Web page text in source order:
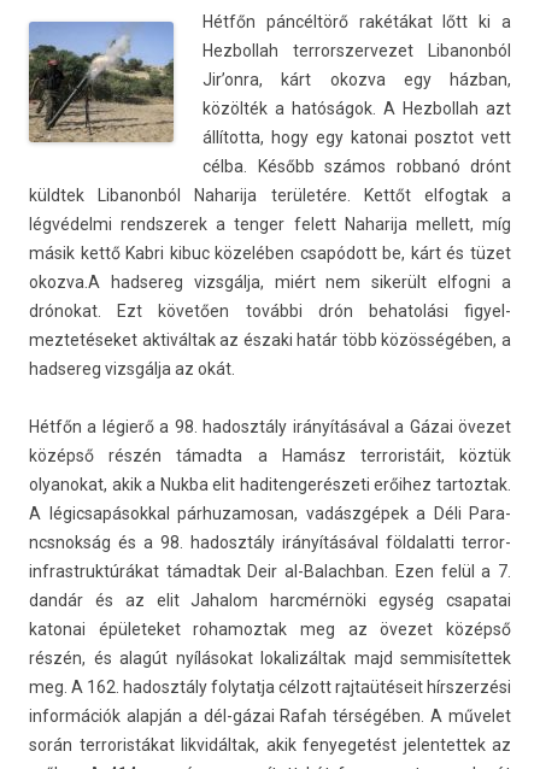
Hétfőn páncéltörő rakétákat lőtt ki a
Hez­bollah ter­rorszer­vezet Li­banon­ból
Jir’onra, kárt okoz­va egy házban,
közölték a hatóságok. A Hez­bollah azt
állította, hogy egy katonai posztot vett
célba. Később számos rob­banó drónt
küldtek Li­banon­ból Naharija területére. Kettőt el­fogtak a
légvédelmi re­ndszerek a teng­er felett Naharija mel­lett, míg
másik kettő Kabri kibuc közelében csapódott be, kárt és tüzet
okoz­va.A had­sereg vizsgálja, miért nem sikerült el­fogni a
drónokat. Ezt követően további drón be­hatolási figyel­
meztetéseket aktiváltak az északi határ több közösségében, a
had­sereg vizsgálja az okát.
Hétfőn a légierő a 98. hadosztá­ly irányításával a Gázai övezet
középső részén támadta a Hamász ter­roris­táit, köztük
olyanokat, akik a Nukba elit haditen­gerés­zeti erőihez tar­toztak.
A légic­sapásokk­al pár­huzamosan, vadászgépek a Déli Para­
ncsnok­ság és a 98. hadosztá­ly irányításával föl­dalat­ti terror-
infrastruktúrákat támad­tak Deir al-Balachban. Ezen felül a 7.
dandár és az elit Jahalom harcmérnöki egység csapatai
katonai épületeket rohamoz­tak meg az övezet középső
részén, és alagút nyílásokat lokalizál­tak majd sem­misítet­tek
meg. A 162. hadosztá­ly folytat­ja célzott rajtaütéseit hírszer­zési
in­for­mációk alapján a dél-gázai Rafah térségében. A művelet
során ter­roris­tákat li­kvidál­tak, akik fenyegetést jelen­tettek az